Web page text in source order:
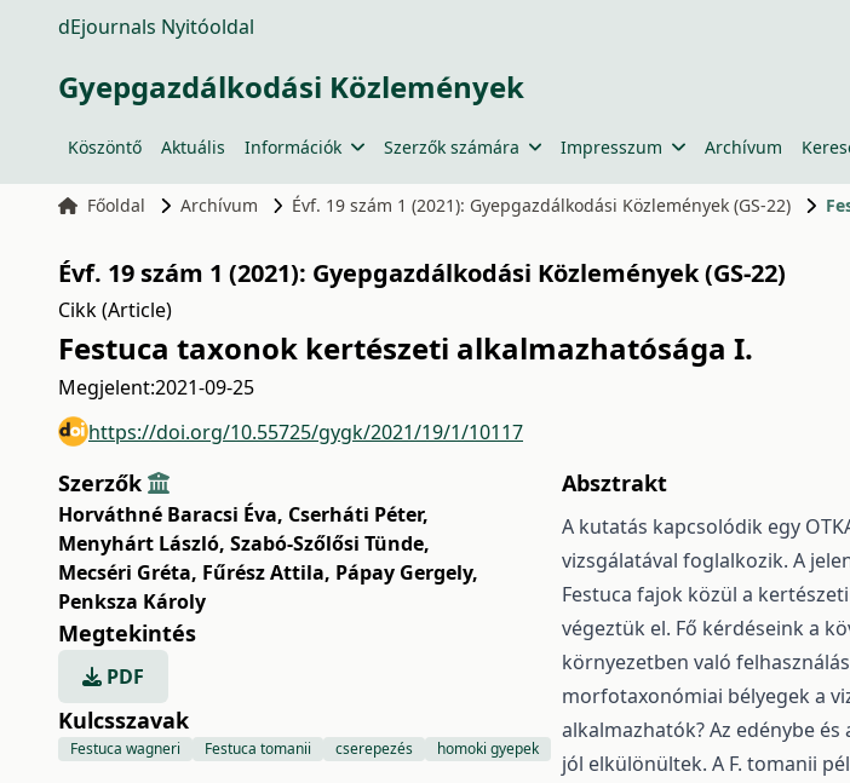
dEjournals Nyitóoldal
Gyepgazdálkodási Közlemények
Köszöntő Aktuális Információk Szerzők számára Impresszum Archívum
Főoldal Archívum Évf. 19 szám 1 (2021): Gyepgazdálkodási Közlemények (GS-22)
Évf. 19 szám 1 (2021): Gyepgazdálkodási Közlemények (GS-22)
Cikk (Article)
Festuca taxonok kertészeti alkalmazhatósága I.
Megjelent:2021-09-25
https://doi.org/10.55725/gygk/2021/19/1/10117
Szerzők
Horváthné Baracsi Éva, Cserháti Péter,
Menyhárt László, Szabó-Szőlősi Tünde,
Mecséri Gréta, Fűrész Attila, Pápay Gergely,
Penksza Károly
Megtekintés
PDF
Kulcsszavak
Festuca wagneri Festuca tomanii cserepezés homoki gyepek
Absztrakt
A kutatás kapcsolódik egy
vizsgálatával foglalkozik. A
Festuca fajok közül a
végeztük el. Fő kérdéseink a
környezetben való
morfotaxonómiai bélyegek a
alkalmazhatók? Az edénybe
jól elkülönültek. A F. tomanii